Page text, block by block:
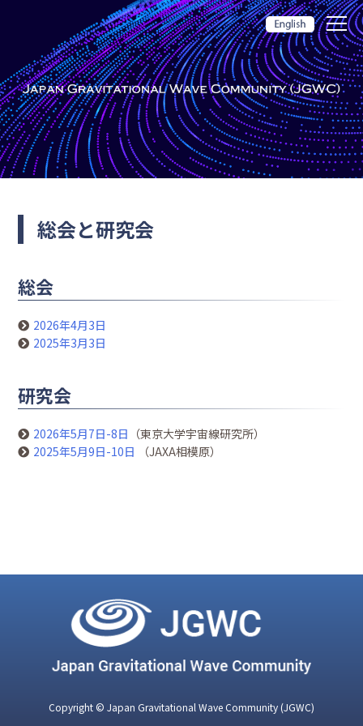
総会と研究会
総会
2026年4月3日
2025年3月3日
研究会
2026年5月7日-8日 （東京大学宇宙線研究所）
2025年5月9日-10日
（JAXA相模原）
Copyright © Japan Gravitational Wave Community (JGWC)